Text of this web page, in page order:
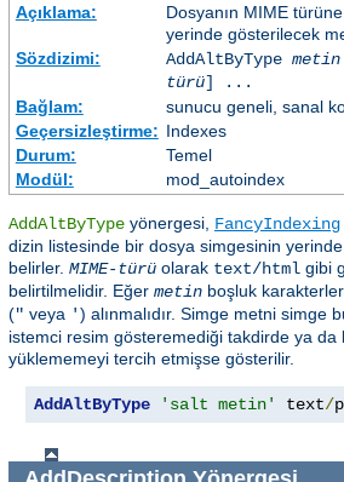
Açıklama:
Dosyanın MIME
yerinde gösterilecek
Sözdizimi:
AddAltByType metin
türü] ...
Bağlam:
sunucu geneli, sanal
Geçersizleştirme: Indexes
Durum:
Temel
Modül:
mod_autoindex
AddAltByType yönergesi, FancyIndexing
dizin listesinde bir dosya simgesinin
belirler. MIME-türü olarak text/html gibi
belirtilmelidir. Eğer metin boşluk
(" veya ') alınmalıdır. Simge metni simge
istemci resim gösteremediği takdirde ya da
yüklememeyi tercih etmişse gösterilir.
AddAltByType 'salt metin' text/